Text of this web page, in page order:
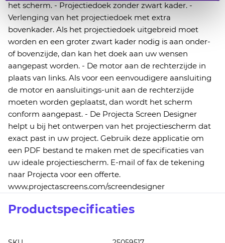
het scherm. - Projectiedoek zonder zwart kader. -
Verlenging van het projectiedoek met extra
bovenkader. Als het projectiedoek uitgebreid moet
worden en een groter zwart kader nodig is aan onder-
of bovenzijde, dan kan het doek aan uw wensen
aangepast worden. - De motor aan de rechterzijde in
plaats van links. Als voor een eenvoudigere aansluiting
de motor en aansluitings-unit aan de rechterzijde
moeten worden geplaatst, dan wordt het scherm
conform aangepast. - De Projecta Screen Designer
helpt u bij het ontwerpen van het projectiescherm dat
exact past in uw project. Gebruik deze applicatie om
een PDF bestand te maken met de specificaties van
uw ideale projectiescherm. E-mail of fax de tekening
naar Projecta voor een offerte.
www.projectascreens.com/screendesigner
Productspecificaties